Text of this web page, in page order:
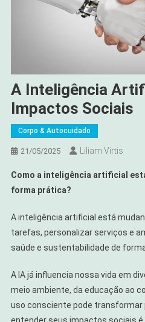
A Inteligência
Impactos Sociais
Corpo & Autocuidado
21/05/2025 Liliam Virtis
Como a inteligência artificial
forma prática?
A inteligência artificial está
tarefas, personalizar serviços e
saúde e sustentabilidade de
A IA já influencia nossa vida em
meio ambiente, da educação ao
uso consciente pode transformar
entender seus impactos sociais